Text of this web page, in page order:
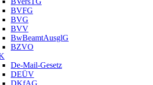
BVFG
BVG
BVV
BwBeamtAusglG
BZVO
De-Mail-Gesetz
DEÜV
DKfAG